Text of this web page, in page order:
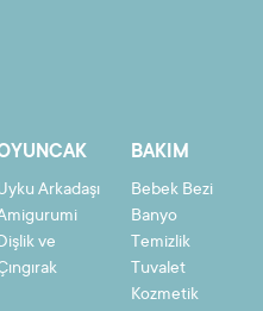
Arkadaşı
ve
BAKIM
Bebek Bezi
Banyo
Temizlik
Tuvalet
Kozmetik